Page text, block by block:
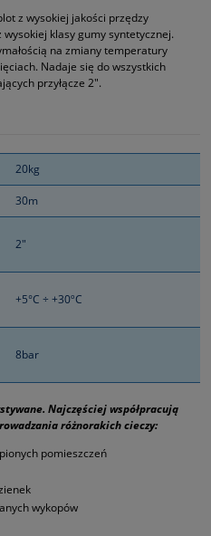
z wysokiej jakości przędzy
klasy gumy syntetycznej.
na zmiany temperatury
Nadaje się do wszystkich
przyłącze 2".
20kg
30m
2"
+5°C ÷ +30ºC
8bar
Najczęściej współpracują
różnorakich cieczy:
pomieszczeń
wykopów